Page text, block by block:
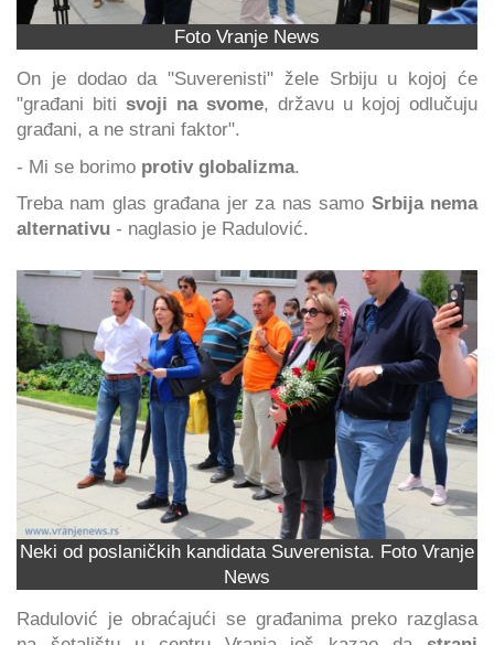
Foto Vranje News
On je dodao da "Suverenisti" žele Srbiju u kojoj će
"građani biti svoji na svome, državu u kojoj odlučuju
građani, a ne strani faktor".
- Mi se borimo protiv globalizma.
Treba nam glas građana jer za nas samo Srbija nema
alternativu - naglasio je Radulović.
Neki od poslaničkih kandidata Suverenista. Foto Vranje
News
Radulović je obraćajući se građanima preko razglasa